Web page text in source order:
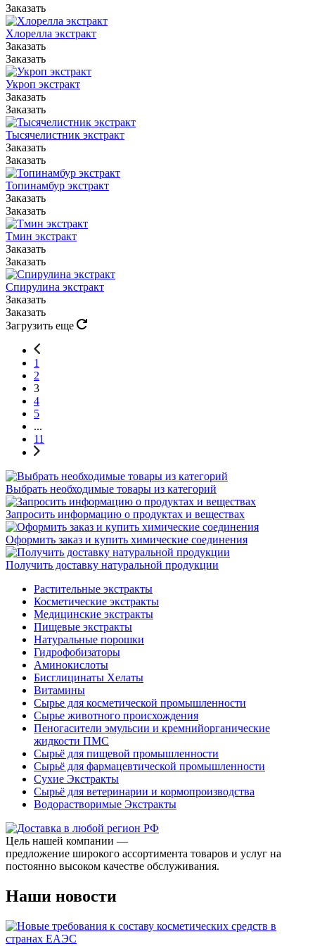
Заказать
Хлорелла экстракт
Заказать
Заказать
Укроп экстракт
Заказать
Заказать
Тысячелистник экстракт
Заказать
Заказать
Топинамбур экстракт
Заказать
Заказать
Тмин экстракт
Заказать
Заказать
Спирулина экстракт
Заказать
Заказать
Загрузить еще
1
2
3
4
5
...
11
Выбрать необходимые товары из категорий
Запросить информацию о продуктах и веществах
Оформить заказ и купить химические соединения
Получить доставку натуральной продукции
Растительные экстракты
Косметические экстракты
Медицинские экстракты
Пищевые экстракты
Натуральные порошки
Гидрофобизаторы
Аминокислоты
Бисглицинаты Хелаты
Витамины
Сырье для косметической промышленности
Сырье животного происхождения
Пеногасители эмульсии и кремнийорганические
жидкости ПМС
Сырьё для пищевой промышленности
Сырьё для фармацевтической промышленности
Сухие Экстракты
Сырьё для ветеринарии и кормопроизводства
Водорастворимые Экстракты
Цель нашей компании —
предложение широкого ассортимента товаров и услуг на
постоянно высоком качестве обслуживания.
Наши новости